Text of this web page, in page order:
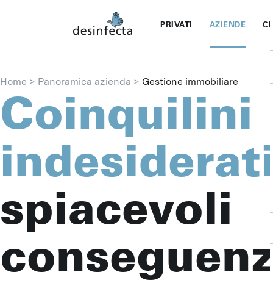
PRIVATI AZIENDE
Home Panoramica azienda Gestione immobiliare
Coinquilini
spiacevoli